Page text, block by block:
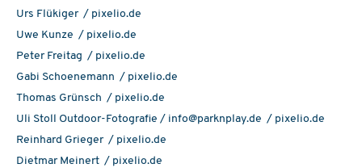
Urs Flükiger / pixelio.de
Uwe Kunze / pixelio.de
Peter Freitag / pixelio.de
Gabi Schoenemann / pixelio.de
Thomas Grünsch / pixelio.de
Uli Stoll Outdoor-Fotografie / info@parknplay.de / pixelio.de
Reinhard Grieger / pixelio.de
Dietmar Meinert / pixelio.de